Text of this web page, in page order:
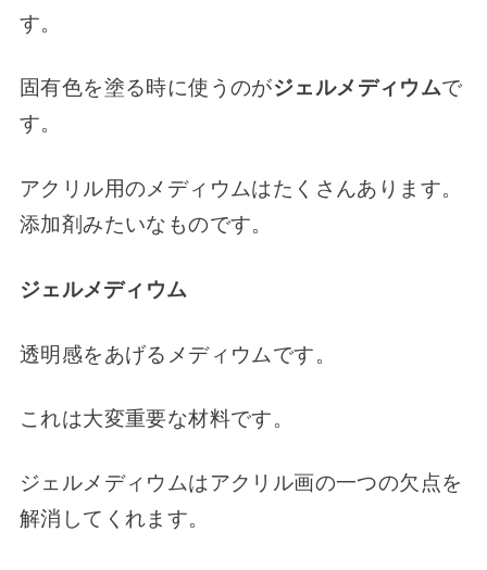
す。
固有色を塗る時に使うのがジェルメディウムで
す。
アクリル用のメディウムはたくさんあります。
添加剤みたいなものです。
ジェルメディウム
透明感をあげるメディウムです。
これは大変重要な材料です。
ジェルメディウムはアクリル画の一つの欠点を
解消してくれます。